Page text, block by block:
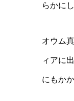
らかに
オウム
ィアに
にもか